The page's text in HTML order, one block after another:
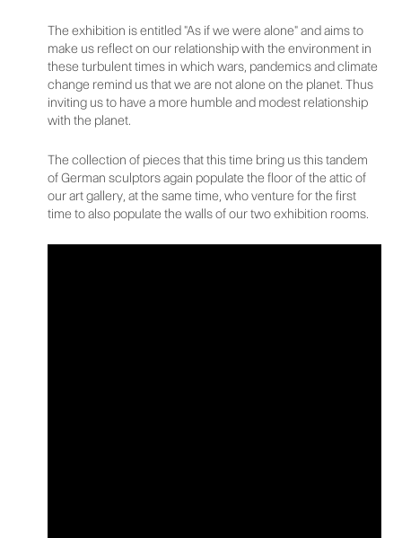
The exhibition is entitled "As if we were alone" and aims to
make us reflect on our relationship with the environment in
these turbulent times in which wars, pandemics and climate
change remind us that we are not alone on the planet. Thus
inviting us to have a more humble and modest relationship
with the planet.
The collection of pieces that this time bring us this tandem
of German sculptors again populate the floor of the attic of
our art gallery, at the same time, who venture for the first
time to also populate the walls of our two exhibition rooms.